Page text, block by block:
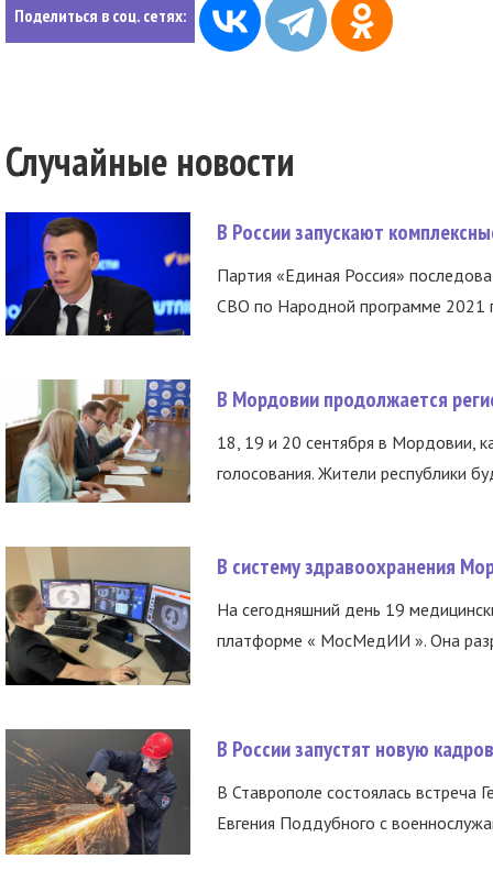
Поделиться в соц. сетях:
Случайные новости
В России запускают
Партия «Единая Россия»
СВО по Народной программе 2021
В Мордовии продолжается
18, 19 и 20 сентября в Мордовии,
голосования. Жители республики
В систему здравоохранения
На сегодняшний день 19
платформе « МосМедИИ ». Она
В России запустят новую
В Ставрополе состоялась встреча
Евгения Поддубного с